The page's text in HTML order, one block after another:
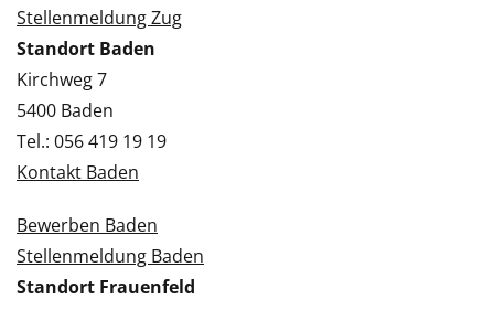
Stellenmeldung Zug
Standort Baden
Kirchweg 7
5400 Baden
Tel.: 056 419 19 19
Kontakt Baden
Bewerben Baden
Stellenmeldung Baden
Standort Frauenfeld